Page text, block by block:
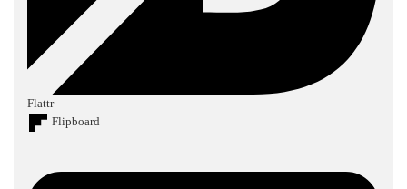
Flattr
Flipboard